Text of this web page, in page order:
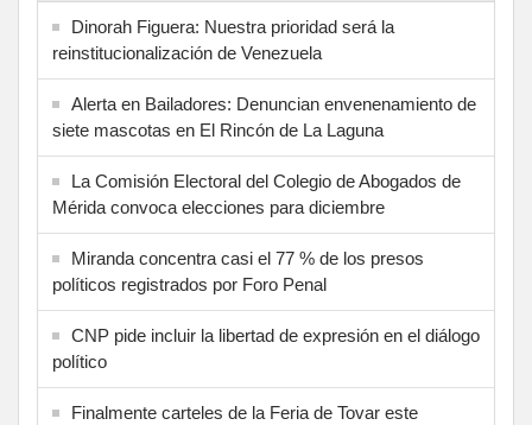
Dinorah Figuera: Nuestra prioridad será la
reinstitucionalización de Venezuela
Alerta en Bailadores: Denuncian envenenamiento de
siete mascotas en El Rincón de La Laguna
La Comisión Electoral del Colegio de Abogados de
Mérida convoca elecciones para diciembre
Miranda concentra casi el 77 % de los presos
políticos registrados por Foro Penal
CNP pide incluir la libertad de expresión en el diálogo
político
Finalmente carteles de la Feria de Tovar este